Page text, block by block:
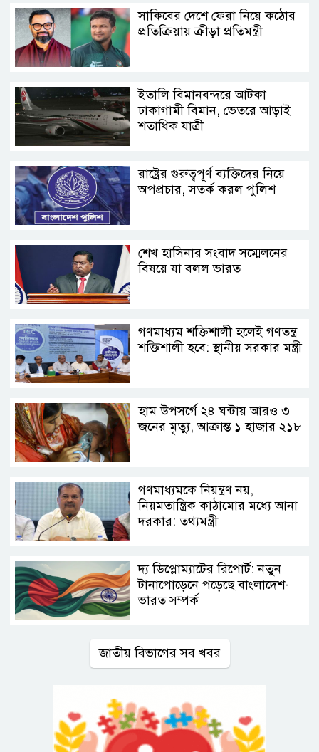
সাকিবের দেশে ফেরা নিয়ে কঠোর
প্রতিক্রিয়ায় ক্রীড়া প্রতিমন্ত্রী
ইতালি বিমানবন্দরে আটকা
ঢাকাগামী বিমান, ভেতরে আড়াই
শতাধিক যাত্রী
রাষ্ট্রের গুরুত্বপূর্ণ ব্যক্তিদের নিয়ে
অপপ্রচার, সতর্ক করল পুলিশ
শেখ হাসিনার সংবাদ সম্মেলনের
বিষয়ে যা বলল ভারত
গণমাধ্যম শক্তিশালী হলেই গণতন্ত্র
শক্তিশালী হবে: স্থানীয় সরকার মন্ত্রী
হাম উপসর্গে ২৪ ঘন্টায় আরও ৩
জনের মৃত্যু, আক্রান্ত ১ হাজার ২১৮
গণমাধ্যমকে নিয়ন্ত্রণ নয়,
নিয়মতান্ত্রিক কাঠামোর মধ্যে আনা
দরকার: তথ্যমন্ত্রী
দ্য ডিপ্লোম্যাটের রিপোর্ট: নতুন
টানাপোড়েনে পড়েছে বাংলাদেশ-
ভারত সম্পর্ক
জাতীয় বিভাগের সব খবর